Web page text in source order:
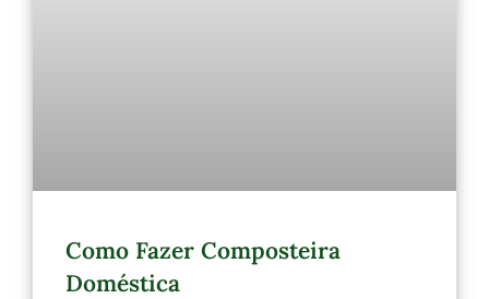
Como Fazer Composteira
Doméstica